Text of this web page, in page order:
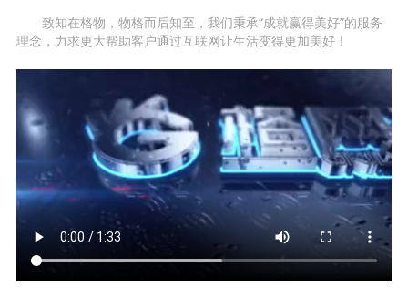
致知在格物，物格而后知至，我们秉承“成就赢得美好”的服务
理念，力求更大帮助客户通过互联网让生活变得更加美好！